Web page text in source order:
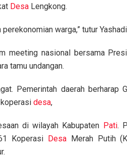
Desa Lengkong.
warga,” tutur
meeting nasional bersama
tamu undangan.
Pemerintah daerah berharap
desa,
di wilayah Kabupaten Pati.
Koperasi DesaMerah Putih